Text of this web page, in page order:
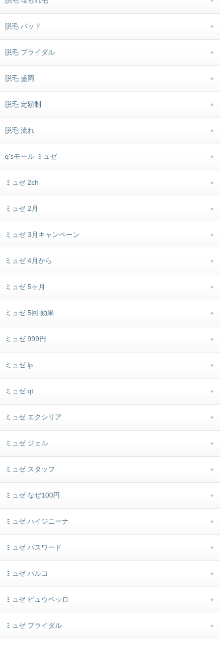
脱毛 パッド
脱毛 ブライダル
脱毛 盛岡
脱毛 定額制
脱毛 流れ
q'sモール ミュゼ
ミュゼ 2ch
ミュゼ 2月
ミュゼ 3月キャンペーン
ミュゼ 4月から
ミュゼ 5ヶ月
ミュゼ 5回 効果
ミュゼ 999円
ミュゼ lp
ミュゼ qt
ミュゼ エクシリア
ミュゼ ジェル
ミュゼ スタッフ
ミュゼ なぜ100円
ミュゼ ハイジニーナ
ミュゼ パスワード
ミュゼ パルコ
ミュゼ ピュウベッロ
ミュゼ ブライダル